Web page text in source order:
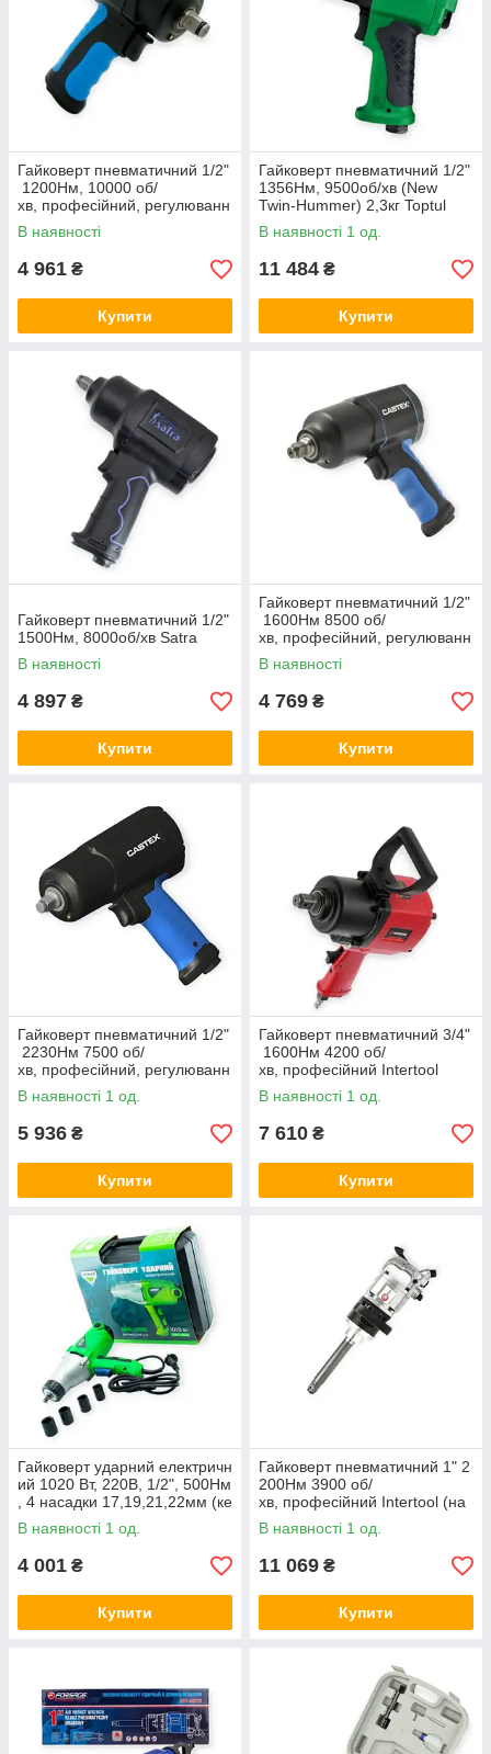
Гайковерт пневматичний 1/2"
1200Нм, 10000 об/
хв, професійний, регулюванн
я оборотів, Castex
В наявності
4 961 ₴
Купити
Гайковерт пневматичний 1/2"
1356Нм, 9500об/хв (New
Twin-Hummer) 2,3кг Toptul
В наявності 1 од.
11 484 ₴
Купити
Гайковерт пневматичний 1/2"
1500Нм, 8000об/хв Satra
В наявності
4 897 ₴
Купити
Гайковерт пневматичний 1/2"
1600Нм 8500 об/
хв, професійний, регулюванн
я обертів, Castex
В наявності
4 769 ₴
Купити
Гайковерт пневматичний 1/2"
2230Нм 7500 об/
хв, професійний, регулюванн
я обертів, Castex
В наявності 1 од.
5 936 ₴
Купити
Гайковерт пневматичний 3/4"
1600Нм 4200 об/
хв, професійний Intertool
В наявності 1 од.
7 610 ₴
Купити
Гайковерт ударний електричн
ий 1020 Вт, 220В, 1/2", 500Нм
, 4 насадки 17,19,21,22мм (ке
йс) Armer
В наявності 1 од.
4 001 ₴
Купити
Гайковерт пневматичний 1" 2
200Нм 3900 об/
хв, професійний Intertool (на
замовлення)
В наявності 1 од.
11 069 ₴
Купити